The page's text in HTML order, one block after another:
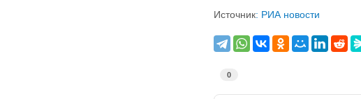
Источник: РИА новости
0